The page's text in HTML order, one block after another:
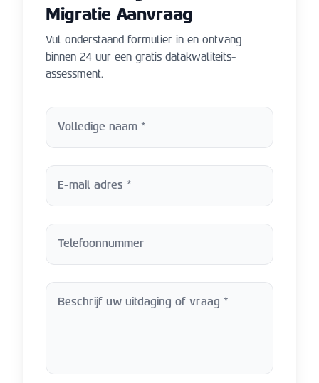
Migratie Aanvraag
Vul onderstaand formulier in en ontvang
binnen 24 uur een gratis datakwaliteits-
assessment.